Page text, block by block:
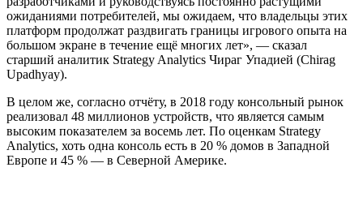
ожиданиями потребителей, мы ожидаем, что владельцы этих
платформ продолжат раздвигать границы игрового опыта на
большом экране в течение ещё многих лет», — сказал
старший аналитик Strategy Analytics Чираг Упадией (Chirag
Upadhyay).
В целом же, согласно отчёту, в 2018 году консольный рынок
реализовал 48 миллионов устройств, что является самым
высоким показателем за восемь лет. По оценкам Strategy
Analytics, хоть одна консоль есть в 20 % домов в Западной
Европе и 45 % — в Северной Америке.